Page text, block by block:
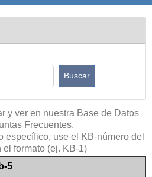
y ver en nuestra Base de Datos
Frecuentes.
específico, use el KB-número del
el formato (ej. KB-1)
5